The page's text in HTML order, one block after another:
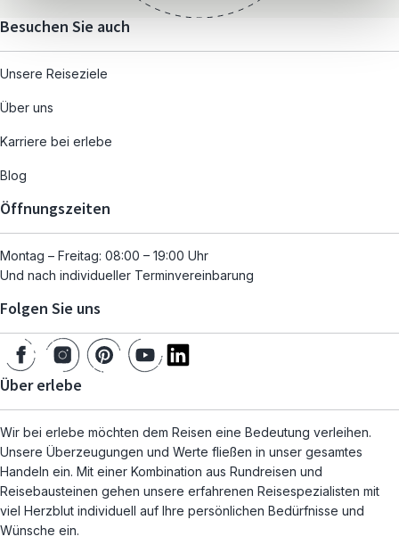
Besuchen Sie auch
Unsere Reiseziele
Über uns
Karriere bei erlebe
Blog
Öffnungszeiten
Montag – Freitag: 08:00 – 19:00 Uhr
Und nach individueller Terminvereinbarung
Folgen Sie uns
Über erlebe
Wir bei erlebe möchten dem Reisen eine Bedeutung verleihen.
Unsere Überzeugungen und Werte fließen in unser gesamtes
Handeln ein. Mit einer Kombination aus Rundreisen und
Reisebausteinen gehen unsere erfahrenen Reisespezialisten mit
viel Herzblut individuell auf Ihre persönlichen Bedürfnisse und
Wünsche ein.